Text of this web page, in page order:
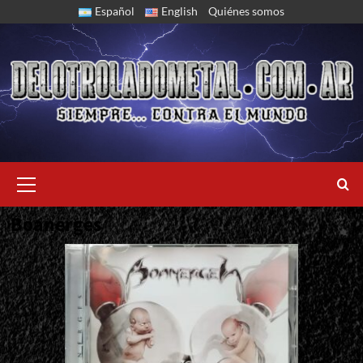
Español English Quiénes somos
Menu
Boanerges